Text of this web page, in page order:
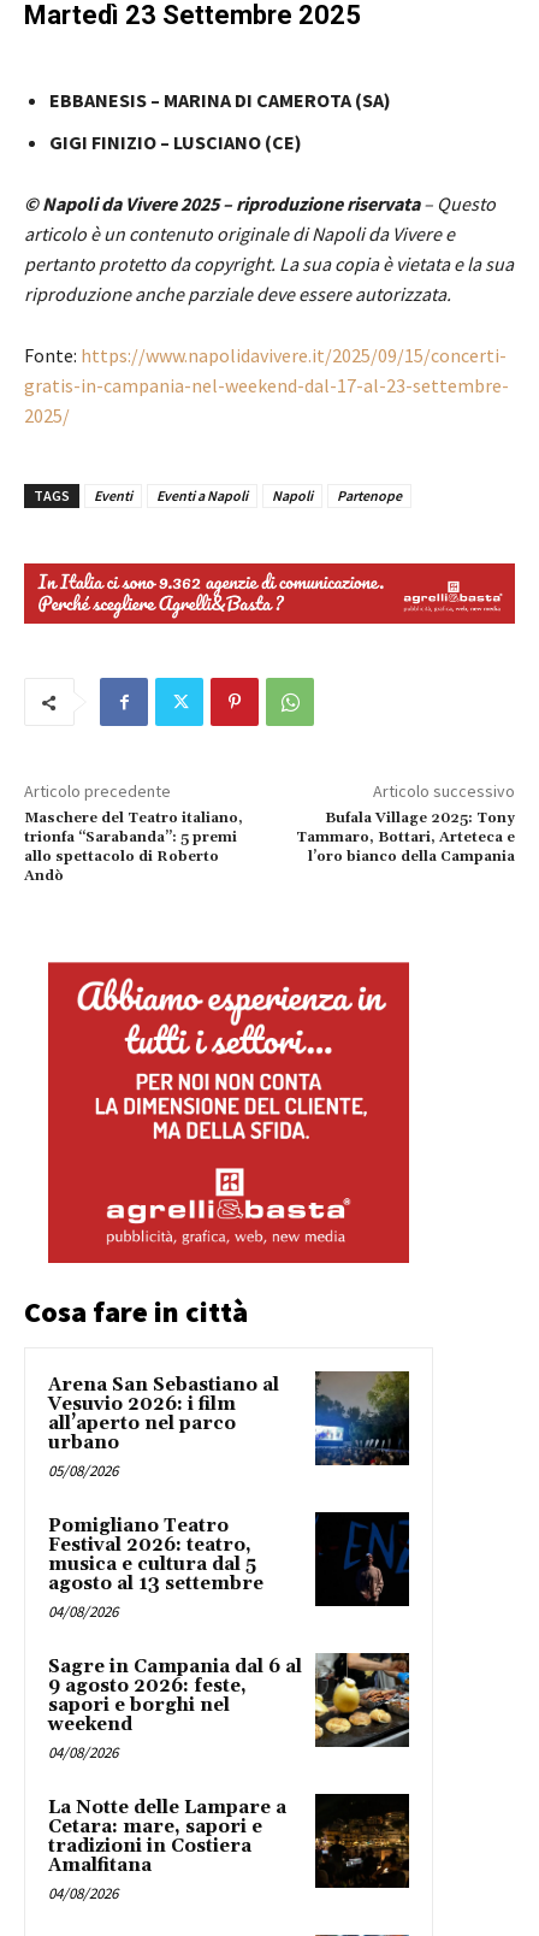
Martedì 23 Settembre 2025
EBBANESIS – MARINA DI CAMEROTA (SA)
GIGI FINIZIO – LUSCIANO (CE)
© Napoli da Vivere 2025 – riproduzione riservata– Questo
articolo è un contenuto originale di Napoli da Vivere e
pertanto protetto da copyright. La sua copia è vietata e la sua
riproduzione anche parziale deve essere autorizzata.
Fonte: https://www.napolidavivere.it/2025/09/15/concerti-
gratis-in-campania-nel-weekend-dal-17-al-23-settembre-
2025/
TAGS Eventi Eventi a Napoli Napoli Partenope
Articolo precedente
Maschere del Teatro italiano,
trionfa “Sarabanda”: 5 premi
allo spettacolo di Roberto
Andò
Articolo successivo
Bufala Village 2025: Tony
Tammaro, Bottari, Arteteca e
l’oro bianco della Campania
Cosa fare in città
Arena San Sebastiano al
Vesuvio 2026: i film
all’aperto nel parco
urbano
05/08/2026
Pomigliano Teatro
Festival 2026: teatro,
musica e cultura dal 5
agosto al 13 settembre
04/08/2026
Sagre in Campania dal 6 al
9 agosto 2026: feste,
sapori e borghi nel
weekend
04/08/2026
La Notte delle Lampare a
Cetara: mare, sapori e
tradizioni in Costiera
Amalfitana
04/08/2026